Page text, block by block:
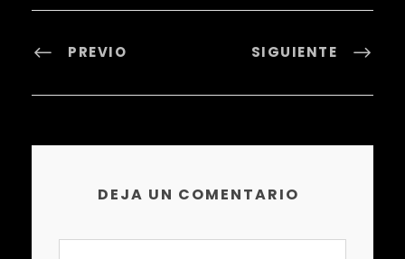
PREVIO SIGUIENTE
DEJA UN COMENTARIO